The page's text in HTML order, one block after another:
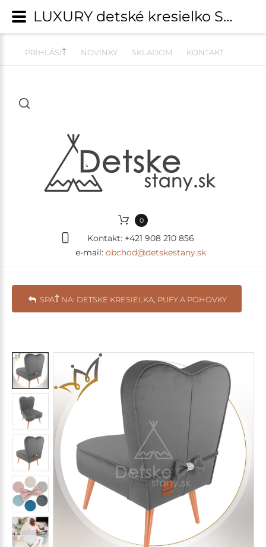
PRIHLÁSIŤ NOVINKY SKLADOM KONTAKT
0
Kontakt: +421 908 210 856
e-mail: obchod@detskestany.sk
SPÄŤ NA: DETSKÉ KRESIELKA, PUFY A POHOVKY
LUXURY detské kresielko SRDCE - tmavosivé - nohy 18 cm | Detské kresielka, pufy a pohovky | detskestany.sk